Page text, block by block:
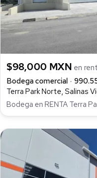
$98,000 MXN en
Bodega comercial
Bodega en RENTA Terra